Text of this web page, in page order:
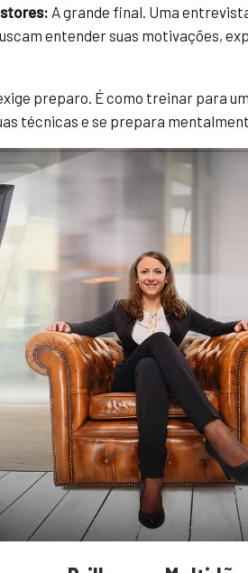
A grande final. Uma
entender suas motivações,
preparo. É como treinar para
técnicas e se prepara